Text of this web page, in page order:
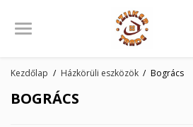
Kezdőlap Házkörüli eszközök Bogrács
BOGRÁCS